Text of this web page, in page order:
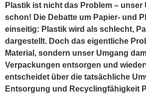
Plastik ist nicht das Problem – unser
schon! Die Debatte um Papier- und
einseitig: Plastik wird als schlecht,
dargestellt. Doch das eigentliche
Material, sondern unser Umgang
Verpackungen entsorgen und
entscheidet über die tatsächliche
Entsorgung und Recyclingfähigkeit